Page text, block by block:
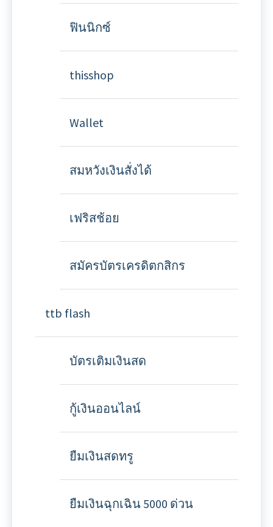
ฟินนิกซ์
thisshop
Wallet
สมหวังเงินสั่งได้
เฟริสช้อย
สมัครบัตรเครดิตกสิกร
ttb flash
บัตรเติมเงินสด
กู้เงินออนไลน์
ยืมเงินสดทรู
ยืมเงินฉุกเฉิน 5000 ด่วน